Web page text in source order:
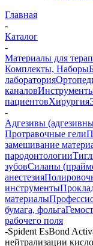
Главная
-
Каталог
-
Материалы для
Комплекты, Наборы
лаборатория
каналов
пациентовХирургия
-
Адгезивы
Протравочные гели
замешивание
пародонтологии
зубовСиланы
анестезия
инструменты
материалы
бумага, фольга
рабочего поля
-Spident EsBond
нейтрализации